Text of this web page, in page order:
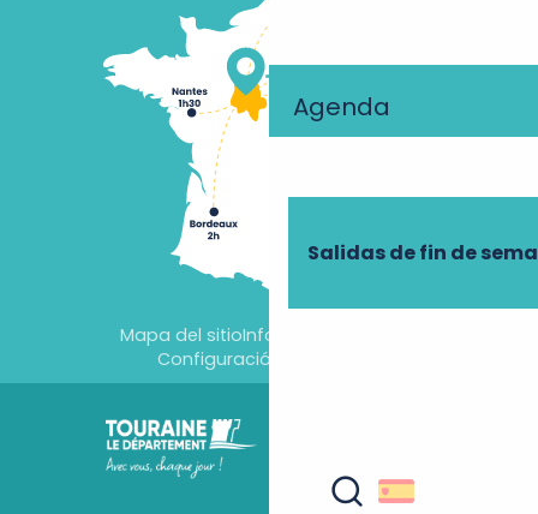
Agenda
Salidas de fin de
Mapa del sitioInformación jurídica
Configuración de cookies